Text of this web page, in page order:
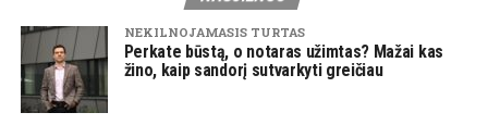
NEKILNOJAMASIS TURTAS
Perkate būstą, o notaras užimtas? Mažai kas
žino, kaip sandorį sutvarkyti greičiau